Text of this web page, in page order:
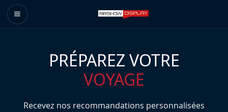
PRÉPAREZ VOTRE
VOYAGE
Recevez nos recommandations personnalisées